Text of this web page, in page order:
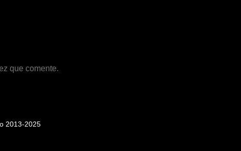
que comente.
2013-2025